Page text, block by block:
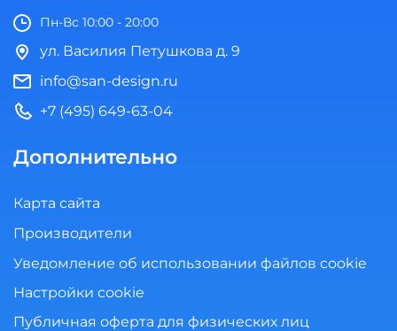
Пн-Вс 10:00 - 20:00
ул. Василия Петушкова д. 9
info@san-design.ru
+7 (495) 649-63-04
Дополнительно
Карта сайта
Производители
Уведомление об использовании файлов cookie
Настройки cookie
Публичная оферта для физических лиц